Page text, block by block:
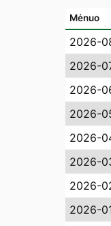
Mėnuo
2026-
2026-
2026-
2026-
2026-
2026-
2026-
2026-